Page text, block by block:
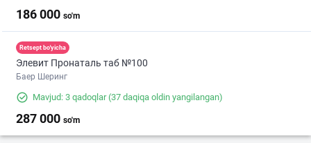
186 000 so'm
Retsept bo'yicha
Элевит Пронаталь таб №100
Баер Шеринг
Mavjud: 3 qadoqlar(37 daqiqa oldin yangilangan)
287 000 so'm